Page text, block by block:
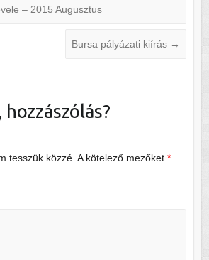
– 2015 Augusztus
Bursa pályázati kiírás →
tesszük közzé. A kötelező mezőket *